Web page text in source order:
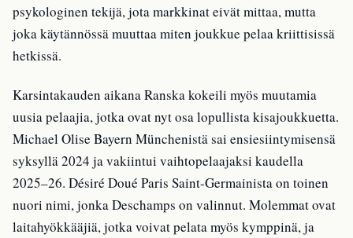
psykologinen tekijä, jota markkinat eivät mittaa, mutta
joka käytännössä muuttaa miten joukkue pelaa kriittisissä
hetkissä.
Karsintakauden aikana Ranska kokeili myös muutamia
uusia pelaajia, jotka ovat nyt osa lopullista kisajoukkuetta.
Michael Olise Bayern Münchenistä sai ensiesiintymisensä
syksyllä 2024 ja vakiintui vaihtopelaajaksi kaudella
2025–26. Désiré Doué Paris Saint-Germainista on toinen
nuori nimi, jonka Deschamps on valinnut. Molemmat ovat
laitahyökkääjiä, jotka voivat pelata myös kymppinä, ja